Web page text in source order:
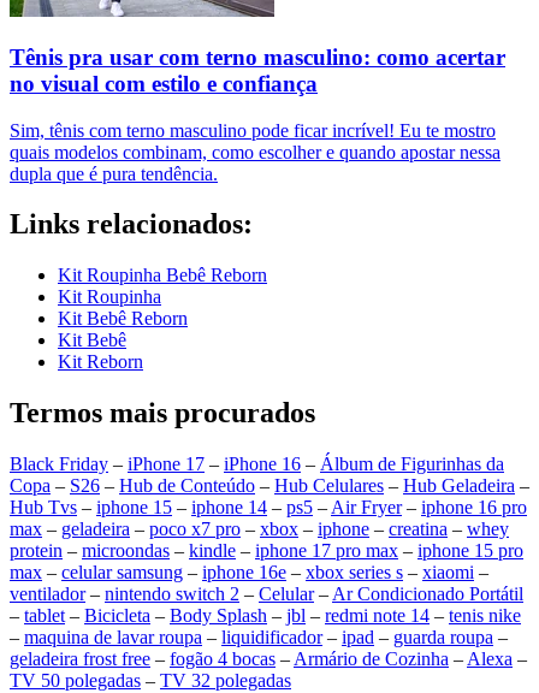
Tênis pra usar com terno masculino: como acertar
no visual com estilo e confiança
Sim, tênis com terno masculino pode ficar incrível! Eu te mostro
quais modelos combinam, como escolher e quando apostar nessa
dupla que é pura tendência.
Links relacionados:
Kit Roupinha Bebê Reborn
Kit Roupinha
Kit Bebê Reborn
Kit Bebê
Kit Reborn
Termos mais procurados
Black Friday – iPhone 17 – iPhone 16 – Álbum de Figurinhas da
Copa – S26 – Hub de Conteúdo – Hub Celulares – Hub Geladeira –
Hub Tvs – iphone 15 – iphone 14 – ps5 – Air Fryer– iphone 16 pro
max – geladeira – poco x7 pro – xbox – iphone – creatina – whey
protein – microondas – kindle – iphone 17 pro max – iphone 15 pro
max – celular samsung – iphone 16e – xbox series s – xiaomi –
ventilador– nintendo switch 2 – Celular– Ar Condicionado Portátil
– tablet – Bicicleta – Body Splash – jbl – redmi note 14 – tenis nike
– maquina de lavar roupa – liquidificador– ipad – guarda roupa –
geladeira frost free – fogão 4 bocas – Armário de Cozinha – Alexa –
TV 50 polegadas – TV 32 polegadas